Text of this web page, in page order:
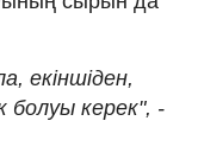
екіншіден,
болуы керек", -